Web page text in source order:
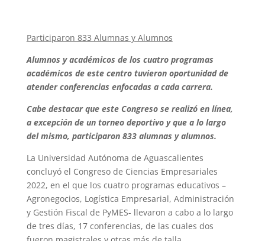
Participaron 833 Alumnas y Alumnos
Alumnos y académicos de los cuatro programas
académicos de este centro tuvieron oportunidad de
atender conferencias enfocadas a cada carrera.
Cabe destacar que este Congreso se realizó en línea,
a excepción de un torneo deportivo y que a lo largo
del mismo, participaron 833 alumnas y alumnos.
La Universidad Autónoma de Aguascalientes
concluyó el Congreso de Ciencias Empresariales
2022, en el que los cuatro programas educativos –
Agronegocios, Logística Empresarial, Administración
y Gestión Fiscal de PyMES- llevaron a cabo a lo largo
de tres días, 17 conferencias, de las cuales dos